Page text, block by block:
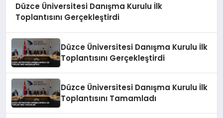
Düzce Üniversitesi Danışma Kurulu İlk
Toplantısını Gerçekleştirdi
Düzce Üniversitesi Danışma Kurulu İlk
Toplantısını Gerçekleştirdi
Düzce Üniversitesi Danışma Kurulu İlk
Toplantısını Tamamladı